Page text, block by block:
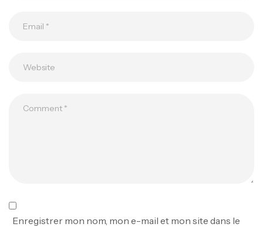
Enregistrer mon nom, mon e-mail et mon site dans le